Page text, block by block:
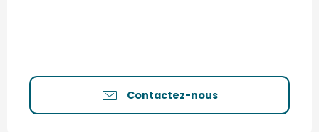
Contactez-nous